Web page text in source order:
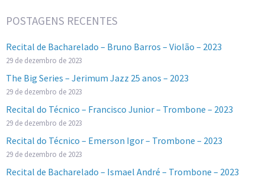
POSTAGENS RECENTES
Recital de Bacharelado – Bruno Barros – Violão – 2023
29 de dezembro de 2023
The Big Series – Jerimum Jazz 25 anos – 2023
29 de dezembro de 2023
Recital do Técnico – Francisco Junior – Trombone – 2023
29 de dezembro de 2023
Recital do Técnico – Emerson Igor – Trombone – 2023
29 de dezembro de 2023
Recital de Bacharelado – Ismael André – Trombone – 2023